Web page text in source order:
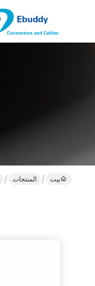
بيت المنتجات